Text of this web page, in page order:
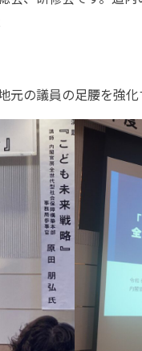
の議員の足腰を強化